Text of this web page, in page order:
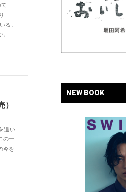
て
る。
追い
の一
今を
NEW BOOK